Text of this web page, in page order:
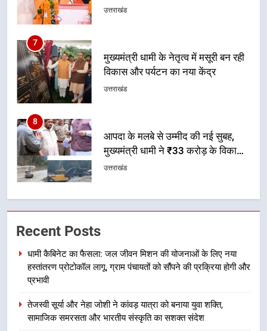
उत्तराखंड
8
आपदा के मलबे से उम्मीद की नई सुबह,
मुख्यमंत्री धामी ने ₹33 करोड़ के विकास
और राहत कार्यों से धराली को फिर खड़ा
उत्तराखंड
1
धामी कैबिनेट का फैसला: जल जीवन
मिशन की योजनाओं के लिए नया हस्तांतरण
प्रोटोकॉल लागू, ग्राम पंचायतों को सौंपने
उत्तराखंड
2
संदेश
उत्तराखंड
3
धामी की बैठक, सड़क परियोजनाओं पर
हुआ मंथन
Recent Posts
धामी कैबिनेट का फैसला: जल जीवन मिशन की योजनाओं के लिए नया
हस्तांतरण प्रोटोकॉल लागू, ग्राम पंचायतों को सौंपने की प्रक्रिया होगी और
प्रभावी
तेजस्वी सूर्या और नेहा जोशी ने कांवड़ यात्रा को बनाया युवा शक्ति,
सामाजिक समरसता और भारतीय संस्कृति का सशक्त संदेश